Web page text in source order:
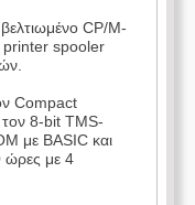
CP/M-
printer spooler
Compact
8-bit TMS-
με BASIC και
ώρες με 4